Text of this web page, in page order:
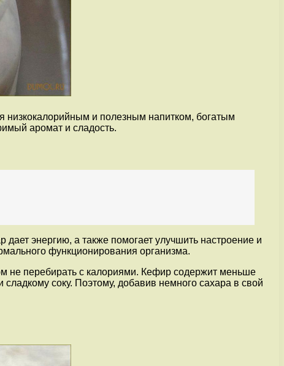
и полезным напитком, богатым
аромат и сладость.
энергию, а также помогает улучшить настроение и
функционирования организма.
не перебирать с калориями. Кефир содержит меньше
соку. Поэтому, добавив немного сахара в свой